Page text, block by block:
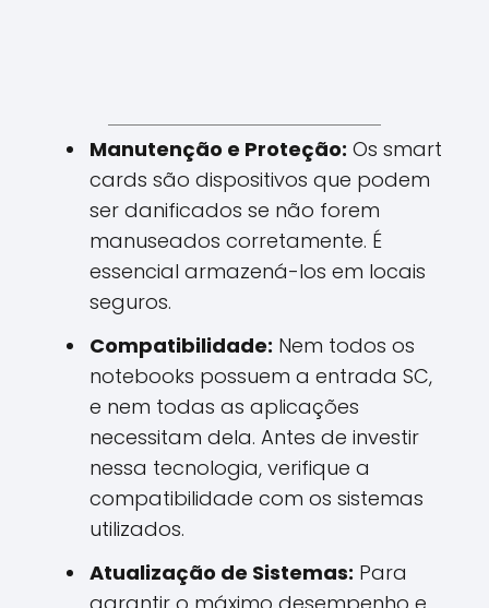
Manutenção e Proteção: Os smart
cards são dispositivos que podem
ser danificados se não forem
manuseados corretamente. É
essencial armazená-los em locais
seguros.
Compatibilidade: Nem todos os
notebooks possuem a entrada SC,
e nem todas as aplicações
necessitam dela. Antes de investir
nessa tecnologia, verifique a
compatibilidade com os sistemas
utilizados.
Atualização de Sistemas: Para